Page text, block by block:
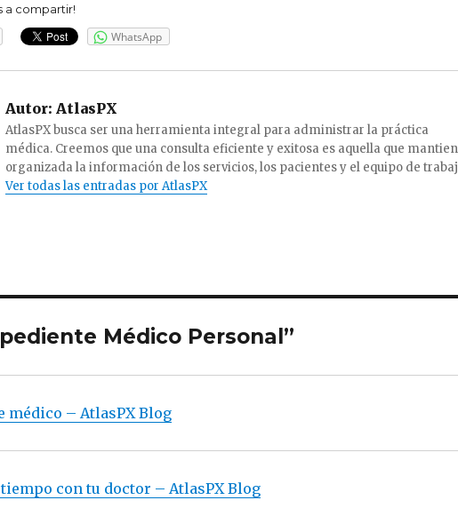
a compartir!
WhatsApp
Autor: AtlasPX
AtlasPX busca ser una herramienta integral para administrar la práctica
médica. Creemos que una consulta eficiente y exitosa es aquella que
organizada la información de los servicios, los pacientes y el equipo de
Ver todas las entradas por AtlasPX
Médico Personal”
médico – AtlasPX Blog
con tu doctor – AtlasPX Blog